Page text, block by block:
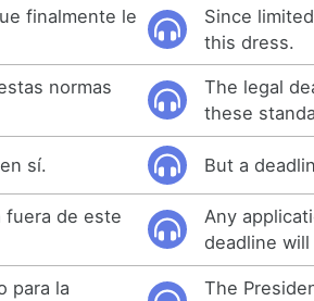
finalmente le
Since
this dress.
normas
The legal
these
sí. But a
fuera de este
Any
deadline
para la
The